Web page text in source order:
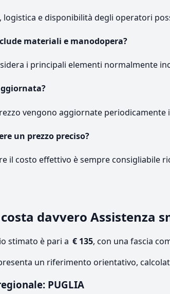
logistica e disponibilità degli operatori
materiali e manodopera?
i principali elementi normalmente
vengono aggiornate periodicamente
un prezzo preciso?
il costo effettivo è sempre consigliabile
davvero Assistenza
stimato è pari a € 135, con una fascia
un riferimento orientativo,
PUGLIA